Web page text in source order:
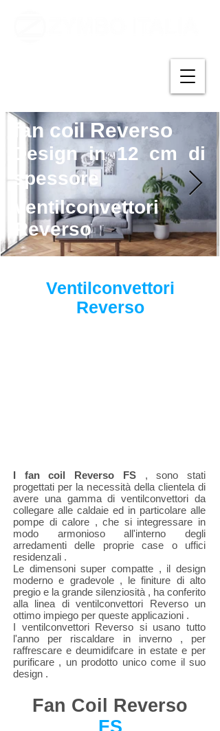
fan coil Reverso
ventilconvettori
Reverso
Design in 12 cm di
spessore
Ventilconvettori
Reverso
I fan coil Reverso FS , sono stati
progettati per la necessità della clientela di
avere una gamma di ventilconvettori da
collegare alle caldaie ed in particolare alle
pompe di calore , che si integressare in
modo armonioso all'interno degli
arredamenti delle proprie case o uffici
residenzali .
Le dimensoni super compatte , il design
moderno e gradevole , le finiture di alto
pregio e la grande silenziosità , ha conferito
alla linea di ventilconvettori Reverso un
ottimo impiego per queste applicazioni .
I ventilconvettori Reverso si usano tutto
l'anno per riscaldare in inverno , per
raffrescare e deumidifcare in estate e per
purificare , un prodotto unico come il suo
design .
Fan Coil Reverso
FS